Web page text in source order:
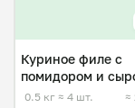
Куриное филе с
помидором и
0.5 кг ≈ 4 шт. ≈